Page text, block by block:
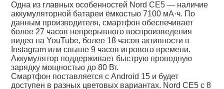
Одна из главных особенностей Nord CE5 — наличие
аккумуляторной батареи ёмкостью 7100 мА·ч. По
данным производителя, смартфон обеспечивает
более 27 часов непрерывного воспроизведения
видео на YouTube, более 18 часов активности в
Instagram или свыше 9 часов игрового времени.
Аккумулятор поддерживает быструю проводную
зарядку мощностью до 80 Вт.
Смартфон поставляется с Android 15 и будет
доступен в разных цветовых вариантах. Nord CE5 с 8